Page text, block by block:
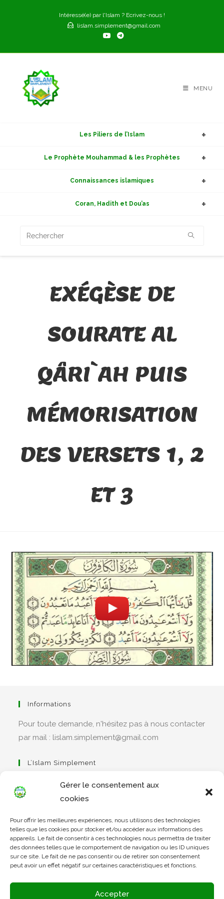
Gérer le consentement aux
cookies
Pour offrir les meilleures expériences, nous utilisons des technologies
telles que les cookies pour stocker et/ou accéder aux informations des
appareils. Le fait de consentir à ces technologies nous permettra de traiter
des données telles que le comportement de navigation ou les ID uniques
sur ce site. Le fait de ne pas consentir ou de retirer son consentement
peut avoir un effet négatif sur certaines caractéristiques et fonctions.
Accepter
Intéressé(e) par l'Islam ? Ecrivez-nous !
lislam.simplement@gmail.com
MENU
Les Piliers de l’Islam
Le Prophète Mouhammad & les Prophètes
Connaissances islamiques
Coran, Hadith et Dou’as
EXÉGÈSE DE
SOURATE AL
QÂRI`AH PUIS
MÉMORISATION
DES VERSETS 1, 2
ET 3
Informations
Pour toute demande, n'hésitez pas à nous contacter
par mail : lislam.simplement@gmail.com
L’Islam Simplement
dans
un
nouvel
onglet
Apprendre Le Coran Simplement